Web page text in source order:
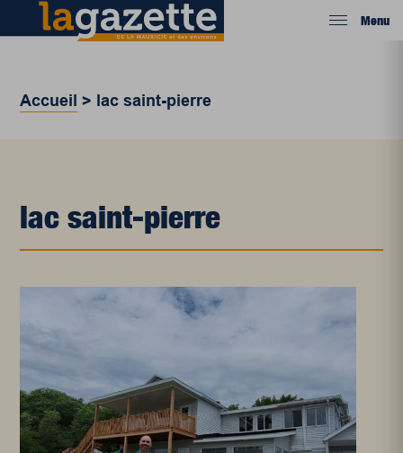
Menu
Accueil > lac saint-pierre
lac saint-pierre